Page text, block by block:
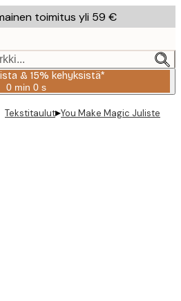
toimitus yli 59 €
& 15% kehyksistä*
0 min 0 s
Voimassa
2026-
Tekstitaulut▸You Make Magic Juliste